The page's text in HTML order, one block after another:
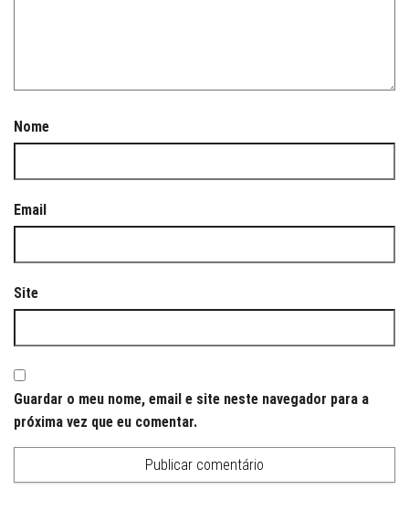
Nome
Email
Site
Guardar o meu nome, email e site neste navegador para a
próxima vez que eu comentar.